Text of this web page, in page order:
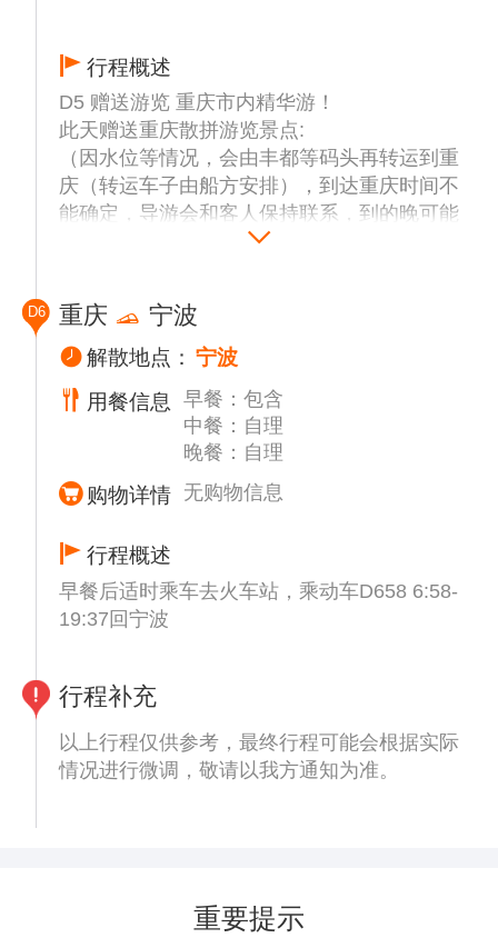
行程概述
D5 赠送游览 重庆市内精华游！
此天赠送重庆散拼游览景点:
（因水位等情况，会由丰都等码头再转运到重
庆（转运车子由船方安排），到达重庆时间不
能确定，导游会和客人保持联系，到的晚可能
会先由司机接上客人入住酒店，再和导游大部
游提前一天晚上21:00前通知为准）
统一出发（备注：由于早上接的客人较多；如
【戴家巷崖壁步道】（参观时间约30分钟）位
于渝中区临江门魁星楼和洪崖洞之间的岩壁
上，落差约60米的崖壁下是嘉陵江，面对江北
嘴，东临洪崖洞，是重庆老城墙遗址。 戴家
接戴家巷街区，向下过人行天桥即可到达嘉陵
崖洞共同构成长约1.1公里的环城墙步道戴家
巷支线。
遇关闭只能外观、人民广场城市标志性建筑
群。是中国传统宫殿建筑风格与西方建筑的大
跨度结构巧妙结合的杰作 ，也是重庆的标志
建筑物之一。
有趣的创意呢。
用午餐，游客自理(可以与导游沟通)。
D6 重庆 宁波
解散地点： 宁波
用餐信息
早餐：包含
中餐：自理
晚餐：自理
购物详情 无购物信息
行程概述
早餐后适时乘车去火车站，乘动车D658 6:58-
19:37回宁波
行程补充
以上行程仅供参考，最终行程可能会根据实际
情况进行微调，敬请以我方通知为准。
重要提示